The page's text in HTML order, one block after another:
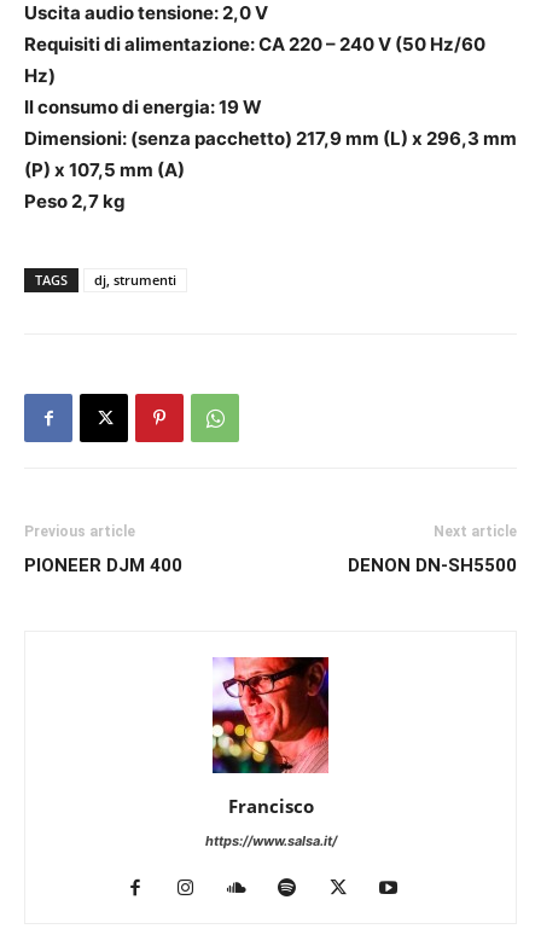
Uscita audio tensione: 2,0 V
Requisiti di alimentazione: CA 220 – 240 V (50 Hz/60
Hz)
Il consumo di energia: 19 W
Dimensioni: (senza pacchetto) 217,9 mm (L) x 296,3 mm
(P) x 107,5 mm (A)
Peso 2,7 kg
TAGS dj, strumenti
Previous article
PIONEER DJM 400
Next article
DENON DN-SH5500
Francisco
https://www.salsa.it/